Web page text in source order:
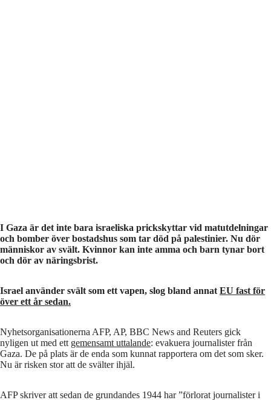
I Gaza är det inte bara israeliska prickskyttar vid matutdelningar
och bomber över bostadshus som tar död på palestinier. Nu dör
människor av svält. Kvinnor kan inte amma och barn tynar bort
och dör av näringsbrist.
Israel använder svält som ett vapen, slog bland annat EU fast för
över ett år sedan.
Nyhetsorganisationerna AFP, AP, BBC News and Reuters gick
nyligen ut med ett gemensamt uttalande: evakuera journalister från
Gaza. De på plats är de enda som kunnat rapportera om det som sker.
Nu är risken stor att de svälter ihjäl.
AFP skriver att sedan de grundandes 1944 har ”förlorat journalister i